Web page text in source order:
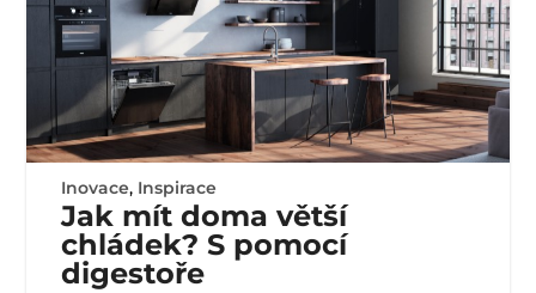
Inovace, Inspirace
Jak mít doma větší
chládek? S pomocí
digestoře